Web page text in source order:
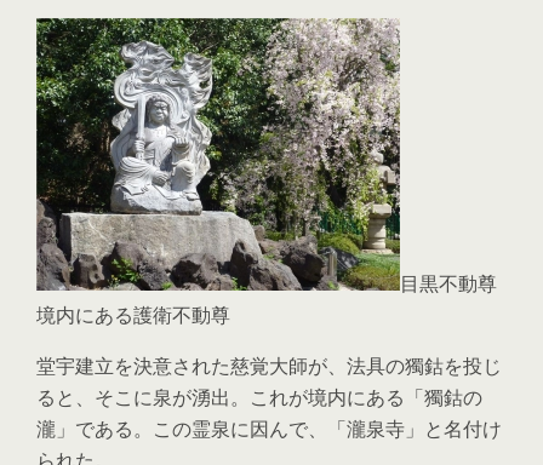
目黒不動尊
境内にある護衛不動尊
堂宇建立を決意された慈覚大師が、法具の獨鈷を投じ
ると、そこに泉が湧出。これが境内にある「獨鈷の
瀧」である。この霊泉に因んで、「瀧泉寺」と名付け